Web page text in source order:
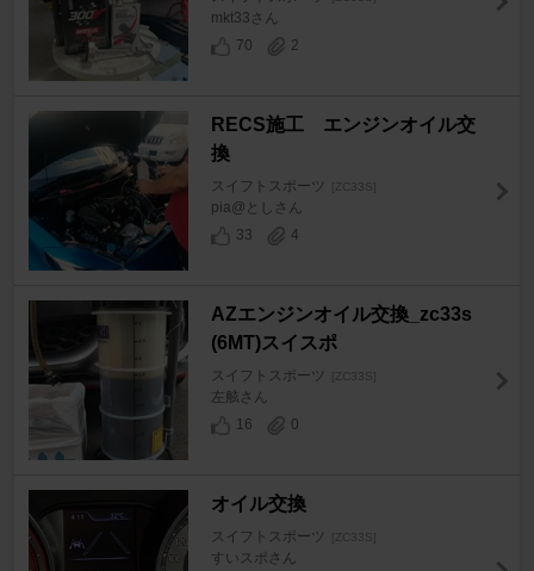
mkt33さん
70
2
RECS施工 エンジンオイル交
換
スイフトスポーツ [ZC33S]
pia@としさん
33
4
AZエンジンオイル交換_zc33s
(6MT)スイスポ
スイフトスポーツ [ZC33S]
左舷さん
16
0
オイル交換
スイフトスポーツ [ZC33S]
すいスポさん